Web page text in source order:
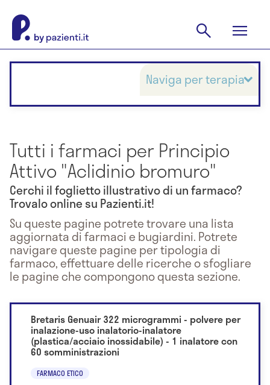
Tutti i farmaci per Principio
Attivo "Aclidinio bromuro"
Cerchi il foglietto illustrativo di un farmaco?
Trovalo online su Pazienti.it!
Su queste pagine potrete trovare una lista
aggiornata di farmaci e bugiardini. Potrete
navigare queste pagine per tipologia di
farmaco, effettuare delle ricerche o sfogliare
le pagine che compongono questa sezione.
Bretaris Genuair 322 microgrammi - polvere per
inalazione-uso inalatorio-inalatore
(plastica/acciaio inossidabile) - 1 inalatore con
60 somministrazioni
FARMACO ETICO
Naviga per terapia